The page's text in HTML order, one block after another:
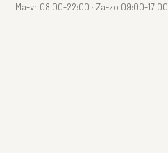
Ma-vr 08:00-22:00 · Za-zo 09:00-17:00